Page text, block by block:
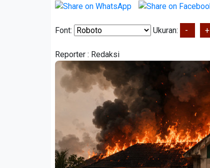
Font: Ukuran: - +
Reporter : Redaksi